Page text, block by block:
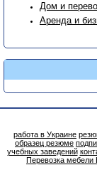
Дом и
Аренда и
работа в Украине
образец резюме
учебных заведений
Перевозка мебели